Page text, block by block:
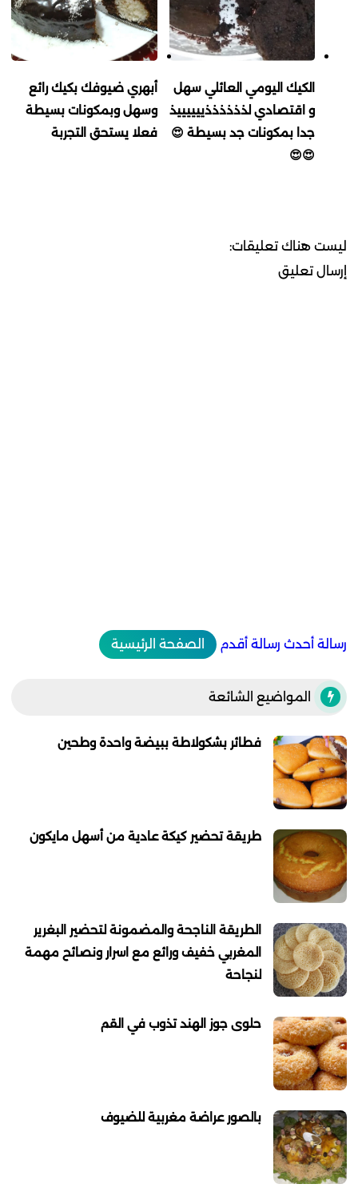
الكيك اليومي العائلي سهل
و اقتصادي لذذذذذذييييييذ
جدا بمكونات جد بسيطة 😍
😍😍
أبهري ضيوفك بكيك رائع
وسهل وبمكونات بسيطة
فعلا يستحق التجربة
ليست هناك تعليقات:
إرسال تعليق
رسالة أحدث رسالة أقدم الصفحة الرئيسية
المواضيع الشائعة
فطائر بشكولاطة ببيضة واحدة وطحين
طريقة تحضير كيكة عادية من أسهل مايكون
الطريقة الناجحة والمضمونة لتحضير البغرير
المغربي خفيف ورائع مع اسرار ونصائح مهمة
لنجاحة
حلوى جوز الهند تذوب في القم
بالصور عراضة مغربية للضيوف